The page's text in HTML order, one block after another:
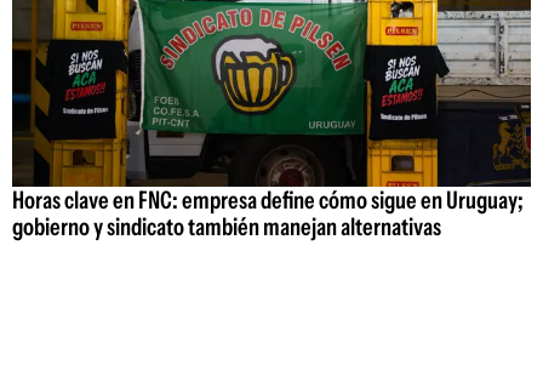
Horas clave en FNC: empresa define cómo sigue en Uruguay;
gobierno y sindicato también manejan alternativas